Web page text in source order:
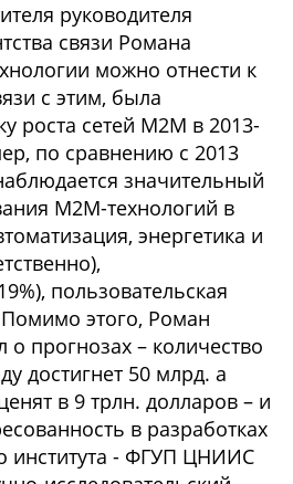
руководителя
связи Романа
можно отнести к
с этим, была
роста сетей М2М в 2013-
по сравнению с 2013
значительный
М2М-технологий в
энергетика и
пользовательская
Помимо этого, Роман
прогнозах – количество
достигнет 50 млрд. а
в 9 трлн. долларов – и
в разработках
института - ФГУП ЦНИИС